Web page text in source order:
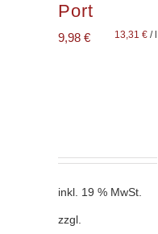
Port
9,98 € 13,31 €/
inkl. 19 % MwSt.
zzgl.